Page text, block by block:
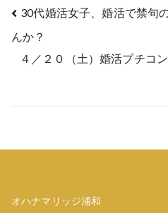
投
稿
ナ
ビ
シ
30代婚活女子、婚活で禁句
んか？
４／２０（土）婚活プチコ
オハナマリッジ浦和